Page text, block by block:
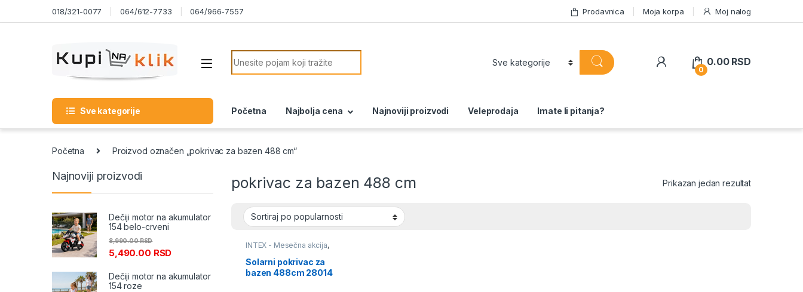
Skip to navigation018/321-0077 064/612-7733 064/966-7557 Prodavnica Moja korpa Moj nalog
Search for:
0
0.00 RSD
Sve kategorije Početna Najbolja cena Najnoviji proizvodi Veleprodaja Imate li pitanja?
Početna Proizvod označen „pokrivac za bazen 488 cm“
pokrivac za bazen 488 cm Prikazan jedan rezultat
INTEX - Mesečna akcija,
Solarni pokrivac za
bazen 488cm 28014
Najnoviji proizvodi
Dečiji motor na akumulator
154 belo-crveni
5,490.00 RSD
8,990.00RSD
Dečiji motor na akumulator
154 roze